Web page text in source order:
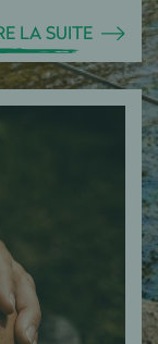
LA SUITE